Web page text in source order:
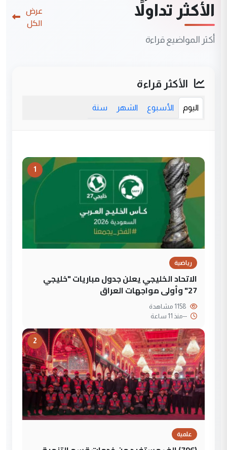
الأكثر تداولاً
أكثر المواضيع قراءة
عرض
الكل
الأكثر قراءة
اليوم الأسبوع الشهر سنة
1
رياضية
الاتحاد الخليجي يعلن جدول مباريات "خليجي
27" وأولى مواجهات العراق
--منذ 11 ساعة
2
علمية